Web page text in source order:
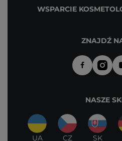
WSPARCIE
ZNAJDŹ
NASZE
UA CZ SK